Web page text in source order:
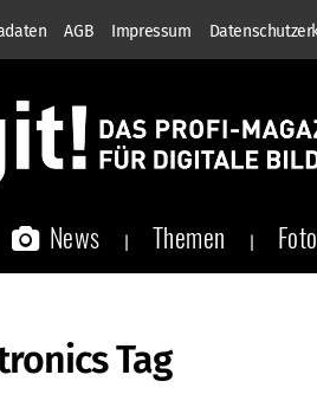
AGB Impressum
News Themen
Tag